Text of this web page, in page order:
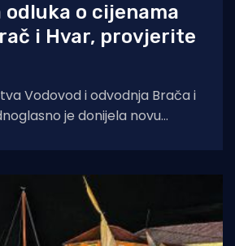
odluka o cijenama
i Hvar, provjerite
Vodovod i odvodnja Brača i
je donijela novu